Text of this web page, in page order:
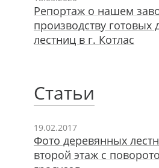
Репортаж о нашем
производству готовых
лестниц в г. Котлас
Статьи
19.02.2017
Фото деревянных
второй этаж с